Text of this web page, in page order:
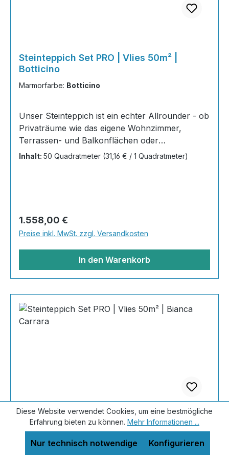
Steinteppich Set PRO | Vlies 50m² |
Botticino
Marmorfarbe: Botticino
Unser Steinteppich ist ein echter Allrounder - ob
Privaträume wie das eigene Wohnzimmer,
Terrassen- und Balkonflächen oder
Gewerbeobjekte und Austellungsräume; unsere
und einfach zu verlegen. Stöbern Sie in unserem
Shop nach Ihrer Lieblingsfarbe und legen Sie
gleich los!Inhalt 20x25kg Marmorsteine 10kg
Grundierung AT-EG30 40kg
Inhalt: 50 Quadratmeter (31,16 € / 1 Quadratmeter)
Regulärer Preis:
1.558,00 €
Preise inkl. MwSt. zzgl. Versandkosten
In den Warenkorb
Bianca Carrara
Diese Website verwendet Cookies, um eine bestmögliche
Erfahrung bieten zu können. Mehr Informationen ...
Nur technisch notwendige Konfigurieren